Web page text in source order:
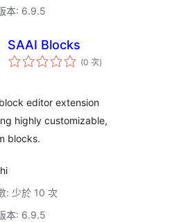
本: 6.9.5
SAAI Blocks
(0 次評
分)
editor extension
highly customizable,
blocks.
: 少於 10 次
本: 6.9.5